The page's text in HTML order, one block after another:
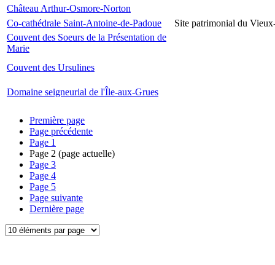
Château Arthur-Osmore-Norton
Co-cathédrale Saint-Antoine-de-Padoue
Site patrimonial du
Couvent des Soeurs de la Présentation de
Marie
Couvent des Ursulines
Domaine seigneurial de l'Île-aux-Grues
Première page
Page précédente
Page 1
Page 2 (page actuelle)
Page 3
Page 4
Page 5
Page suivante
Dernière page